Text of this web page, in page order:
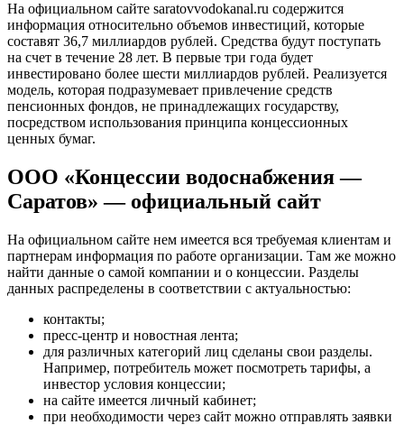
На официальном сайте saratovvodokanal.ru содержится
информация относительно объемов инвестиций, которые
составят 36,7 миллиардов рублей. Средства будут поступать
на счет в течение 28 лет. В первые три года будет
инвестировано более шести миллиардов рублей. Реализуется
модель, которая подразумевает привлечение средств
пенсионных фондов, не принадлежащих государству,
посредством использования принципа концессионных
ценных бумаг.
ООО «Концессии водоснабжения —
Саратов» — официальный сайт
На официальном сайте нем имеется вся требуемая клиентам и
партнерам информация по работе организации. Там же можно
найти данные о самой компании и о концессии. Разделы
данных распределены в соответствии с актуальностью:
контакты;
пресс-центр и новостная лента;
для различных категорий лиц сделаны свои разделы.
Например, потребитель может посмотреть тарифы, а
инвестор условия концессии;
на сайте имеется личный кабинет;
при необходимости через сайт можно отправлять заявки